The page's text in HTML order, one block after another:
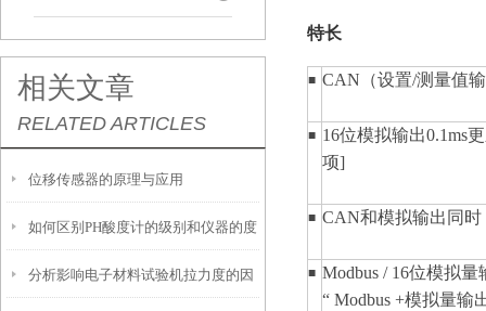
相关文章
RELATED ARTICLES
位移传感器的原理与应用
如何区别PH酸度计的级别和仪器的度
分析影响电子材料试验机拉力度的因
特长
■ CAN（设置/测量值
■ 16位模拟输出0.1ms
项]
■ CAN和模拟输出同时
■ Modbus / 16位模拟量
“ Modbus +模拟量